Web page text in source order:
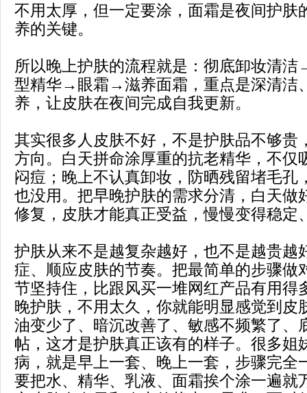
不用太厚，但一定要涂，面霜是夜间护肤
养的关键。
所以晚上护肤的流程就是：彻底卸妆清
型精华→眼霜→滋养面霜，重点是深清洁
养，让皮肤在夜间完成自我更新。
其实很多人皮肤不好，不是护肤品不够贵
方向。白天拼命涂厚重的抗老精华，不仅
闷痘；晚上不认真卸妆，防晒残留堵毛孔
也没用。把早晚护肤的需求分清，白天做
修复，皮肤才能真正受益，慢慢变得稳定
护肤从来不是越复杂越好，也不是越贵越
症、顺应皮肤的节奏。把最简单的步骤做
节坚持住，比跟风买一堆网红产品有用得
晚护肤，不用太久，你就能明显感觉到皮
油变少了、暗沉改善了、敏感不频繁了、
帖，这才是护肤真正该有的样子。很多姐
病，就是早上一套、晚上一套，步骤完全
要把水、精华、乳液、面霜挨个涂一遍就